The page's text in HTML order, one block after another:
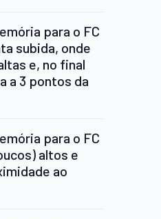
para o FC
subida, onde
e, no final
a 3 pontos da
para o FC
altos e
ao